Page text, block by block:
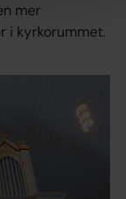
mer
i kyrkorummet.